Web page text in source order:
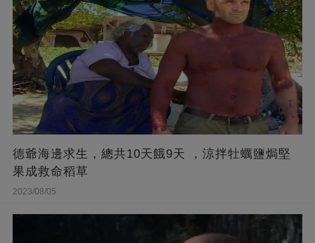
德爺海邊求生，總共10天餓9天 ，涼拌牡蠣鹽焗堅
果成救命稻草
2023/08/05